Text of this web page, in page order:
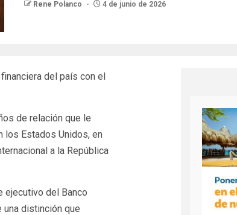
Rene Polanco 4 de junio de 2026
del país con el
de relación que le
los Estados Unidos, en
a la República
ejecutivo del Banco
una distinción que